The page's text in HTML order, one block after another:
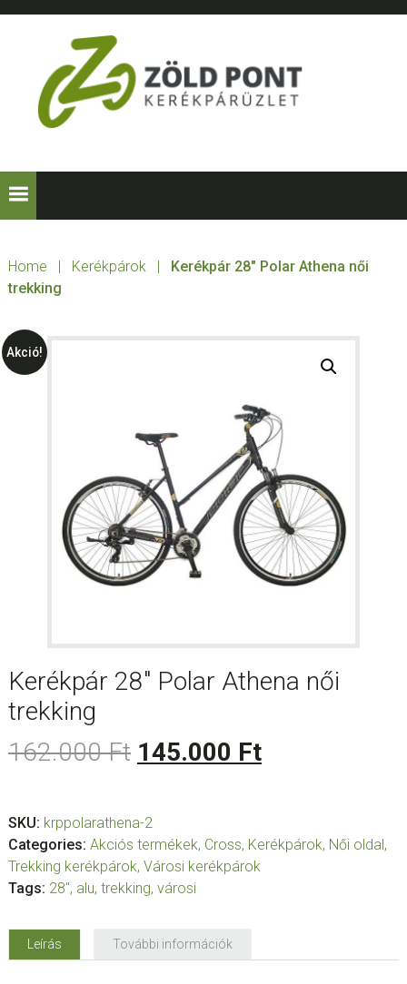
Skip
navigation
Skip
content
Skip
ZÖLD
PONT
Home | Kerékpárok |
Kerékpár 28″ Polar Athena női
trekking
Akció!
Kerékpár 28″ Polar Athena női
trekking
162.000Ft Original
162.000 Ft.
145.000 FtCurrent
SKU: krppolarathena-2
Categories: Akciós termékek, Cross, Kerékpárok, Női oldal,
Trekking kerékpárok, Városi kerékpárok
Tags: 28", alu, trekking, városi
Leírás További információk